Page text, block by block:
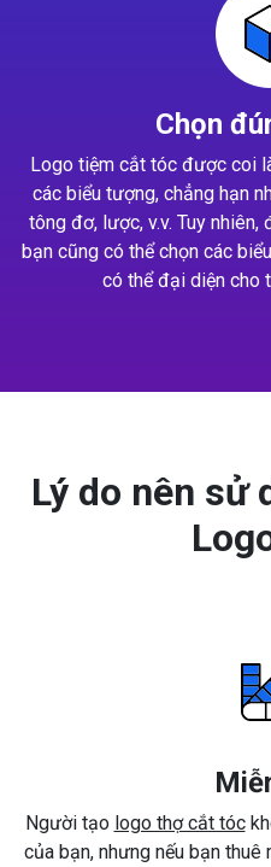
Chọn
Logo tiệm cắt tóc được coi
các biểu tượng, chẳng hạn
tông đơ, lược, v.v. Tuy nhiên,
bạn cũng có thể chọn các
có thể đại diện cho
Lý do nên sử
Người tạo logo thợ cắt tóc
của bạn, nhưng nếu bạn thuê